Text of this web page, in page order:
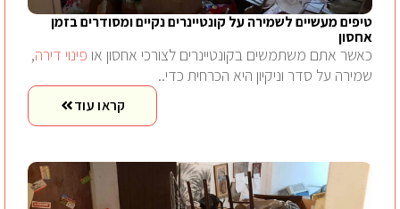
טיפים מעשיים לשמירה על קונטיינרים נקיים ומסודרים בזמן
אחסון
כאשר אתם משתמשים בקונטיינרים לצורכי אחסון או פינוי דירה,
שמירה על סדר וניקיון היא הכרחית כדי..
קראו עוד